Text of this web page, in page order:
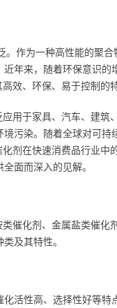
作为一种高性能的聚
年来，随着环保意识
效、环保、易于控制的
用于家具、汽车、建筑
污染。随着全球对可
剂在快速消费品行业中
面而深入的见解。
催化剂、金属盐类催
及其特性。
活性高、选择性好等